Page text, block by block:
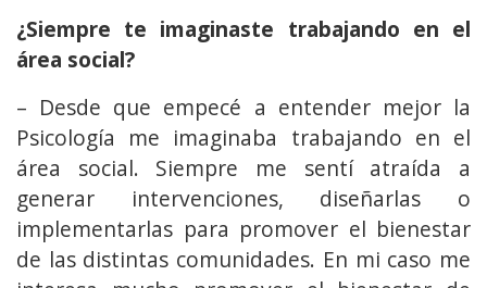
¿Siempre te imaginaste trabajando en el
área social?
– Desde que empecé a entender mejor la
Psicología me imaginaba trabajando en el
área social. Siempre me sentí atraída a
generar intervenciones, diseñarlas o
implementarlas para promover el bienestar
de las distintas comunidades. En mi caso me